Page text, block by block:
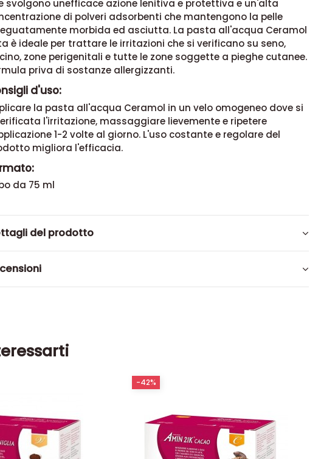
svolgono unefficace azione lenitiva e protettiva e un'alta
di polveri adsorbenti che mantengono la pelle
morbida ed asciutta. La pasta all'acqua Ceramol
è ideale per trattare le irritazioni che si verificano su seno,
zone perigenitali e tutte le zone soggette a pieghe cutanee.
priva di sostanze allergizzanti.
d'uso:
la pasta all'acqua Ceramol in un velo omogeneo dove si
l'irritazione, massaggiare lievemente e ripetere
1-2 volte al giorno. L'uso costante e regolare del
migliora l'efficacia.
da 75 ml
del prodotto
-42%